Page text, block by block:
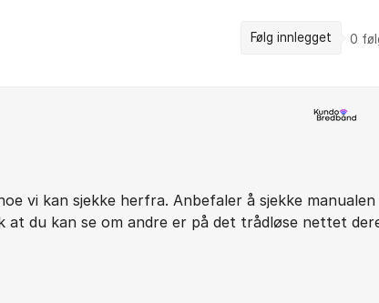
Følg innlegget 0
vi kan sjekke herfra. Anbefaler å sjekke manualen
at du kan se om andre er på det trådløse nettet